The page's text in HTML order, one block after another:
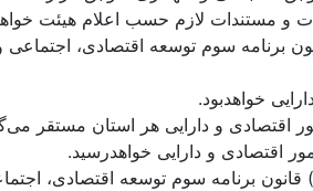
کارشناسان رسمی دادگستری و همچنین کارشناسان موضوع ماده
امور اقتصادی و دارایی هر استان
اقتصادی و دارایی خواهدرسید.
ماده7ـ کانون کارشناسان رسمی دادگستری و مرکز کارشناسان موضوع